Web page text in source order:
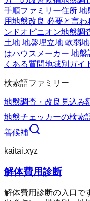
手順ファミリー住所 地
用地盤改良 必要と言わ
ンドオピニオン地盤調
土地 地盤埋立地 軟弱
はハウスメーカー 地
くある質問地域別ガイ
検索語ファミリー
地盤調査・改良 見込み
地盤チェッカーの検索
善候補
kaitai.xyz
解体費用診断
解体費用診断の入口で